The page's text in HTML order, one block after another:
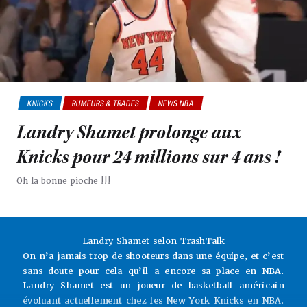
KNICKS RUMEURS & TRADES NEWS NBA
Landry Shamet prolonge aux
Knicks pour 24 millions sur 4 ans !
Oh la bonne pioche !!!
Landry Shamet selon TrashTalk
On n’a jamais trop de shooteurs dans une équipe, et c’est
sans doute pour cela qu’il a encore sa place en NBA.
Landry Shamet est un joueur de basketball américain
évoluant actuellement chez les New York Knicks en NBA.